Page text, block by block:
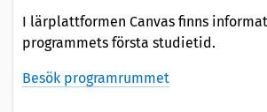
I lärplattformen Canvas finns
programmets första studietid.
Besök programrummet